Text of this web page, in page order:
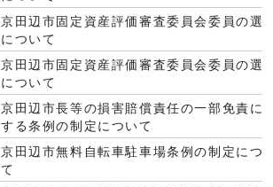
京田辺市固定資産評価審査委員会委員の選
について
京田辺市固定資産評価審査委員会委員の選
について
京田辺市長等の損害賠償責任の一部免責に
する条例の制定について
京田辺市無料自転車駐車場条例の制定につ
て